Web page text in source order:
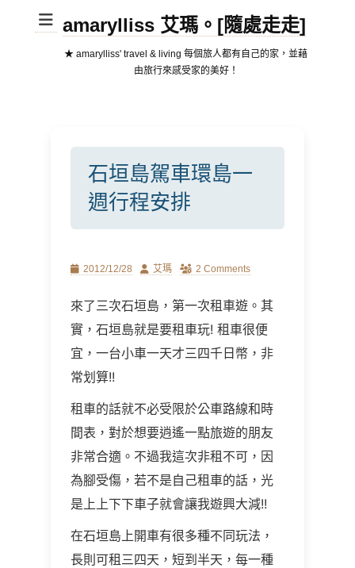
amarylliss 艾瑪。[隨處走走]
★ amarylliss' travel & living 每個旅人都有自己的家，並藉
由旅行來感受家的美好！
石垣島駕車環島一
週行程安排
Posted2012/12/28 Author
艾瑪 2 Comments
來了三次石垣島，第一次租車遊。其
實，石垣島就是要租車玩! 租車很便
宜，一台小車一天才三四千日幣，非
常划算!!
租車的話就不必受限於公車路線和時
間表，對於想要逍遙一點旅遊的朋友
非常合適。不過我這次非租不可，因
為腳受傷，若不是自己租車的話，光
是上上下下車子就會讓我遊興大減!!
在石垣島上開車有很多種不同玩法，
長則可租三四天，短到半天，每一種